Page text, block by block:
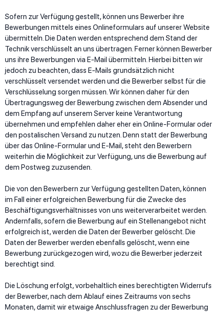
Sofern zur Verfügung gestellt, können uns Bewerber ihre
Bewerbungen mittels eines Onlineformulars auf unserer Website
übermitteln. Die Daten werden entsprechend dem Stand der
Technik verschlüsselt an uns übertragen. Ferner können Bewerber
uns ihre Bewerbungen via E-Mail übermitteln. Hierbei bitten wir
jedoch zu beachten, dass E-Mails grundsätzlich nicht
verschlüsselt versendet werden und die Bewerber selbst für die
Verschlüsselung sorgen müssen. Wir können daher für den
Übertragungsweg der Bewerbung zwischen dem Absender und
dem Empfang auf unserem Server keine Verantwortung
übernehmen und empfehlen daher eher ein Online-Formular oder
den postalischen Versand zu nutzen. Denn statt der Bewerbung
über das Online-Formular und E-Mail, steht den Bewerbern
weiterhin die Möglichkeit zur Verfügung, uns die Bewerbung auf
dem Postweg zuzusenden.
Die von den Bewerbern zur Verfügung gestellten Daten, können
im Fall einer erfolgreichen Bewerbung für die Zwecke des
Beschäftigungsverhältnisses von uns weiterverarbeitet werden.
Andernfalls, sofern die Bewerbung auf ein Stellenangebot nicht
erfolgreich ist, werden die Daten der Bewerber gelöscht. Die
Daten der Bewerber werden ebenfalls gelöscht, wenn eine
Bewerbung zurückgezogen wird, wozu die Bewerber jederzeit
berechtigt sind.
Die Löschung erfolgt, vorbehaltlich eines berechtigten Widerrufs
der Bewerber, nach dem Ablauf eines Zeitraums von sechs
Monaten, damit wir etwaige Anschlussfragen zu der Bewerbung